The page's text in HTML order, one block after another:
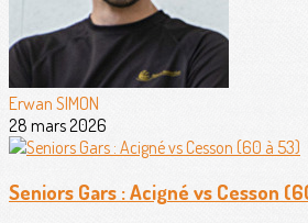
Erwan SIMON
28 mars 2026
Seniors Gars : Acigné vs Cesson